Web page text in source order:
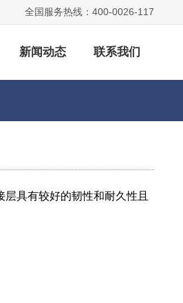
全国服务热线：400-0026-117
新闻动态 联系我们
具有较好的韧性和耐久性且